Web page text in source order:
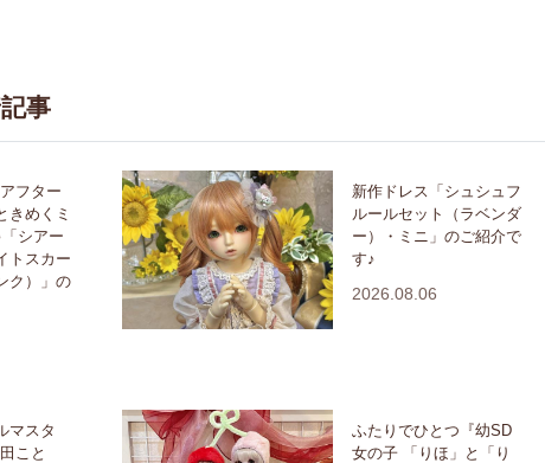
事
フター
きめくミ
シアー
トスカー
ク）」の
新作ドレス「シュシュフ
ルールセット（ラベンダ
ー）・ミニ」のご紹介で
す♪
2026.08.06
マスタ
こと
ふたりでひとつ『幼SD
女の子 「りほ」と「り